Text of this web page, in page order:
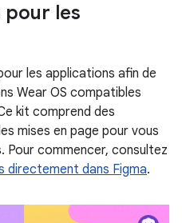
les
les applications afin de
Wear OS compatibles
kit comprend des
mises en page pour vous
Pour commencer, consultez
directement dans Figma.